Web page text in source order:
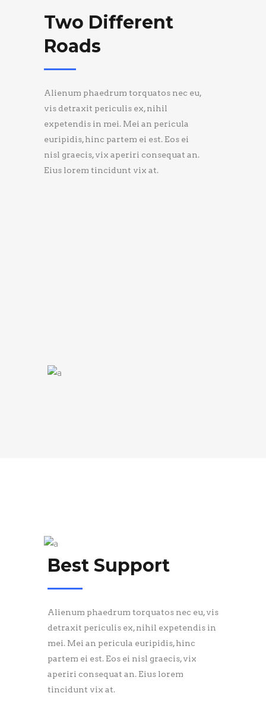
Two Different
Roads
Alienum phaedrum torquatos nec eu,
vis detraxit periculis ex, nihil
expetendis in mei. Mei an pericula
euripidis, hinc partem ei est. Eos ei
nisl graecis, vix aperiri consequat an.
Eius lorem tincidunt vix at.
Best Support
Alienum phaedrum torquatos nec eu, vis
detraxit periculis ex, nihil expetendis in
mei. Mei an pericula euripidis, hinc
partem ei est. Eos ei nisl graecis, vix
aperiri consequat an. Eius lorem
tincidunt vix at.